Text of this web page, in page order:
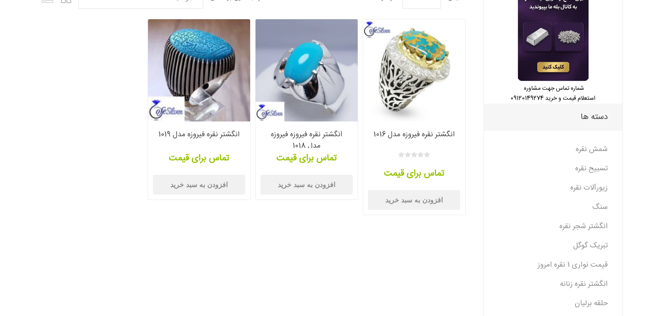
انگشتر نقره فیروزه مدل 1016
تماس برای قیمت
افزودن به سبد خرید
انگشتر نقره فیروزه فیروزه
مدل 1018
تماس برای قیمت
افزودن به سبد خرید
انگشتر نقره فیروزه مدل 1019
تماس برای قیمت
افزودن به سبد خرید
شماره تماس جهت مشاوره
استعلام قیمت و خرید 09120149274
دسته ها
شمش نقره
تسبیح نقره
زیورآلات نقره
سنگ
انگشتر شجر نقره
تبریک گوگل
قیمت نواری 1 نقره امروز
انگشتر نقره زنانه
حلقه برلیان